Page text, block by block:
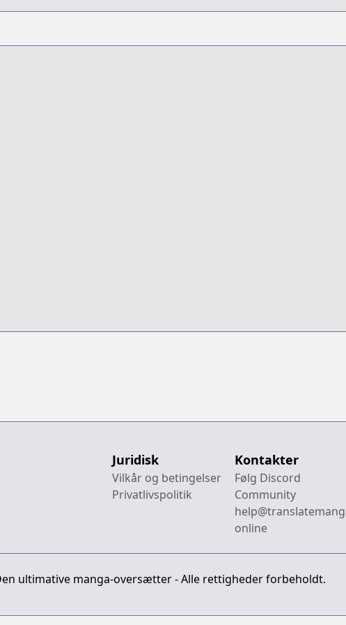
Juridisk
Vilkår og betingelser
Privatlivspolitik
Kontakter
Følg Discord
Community
online
ultimative manga-oversætter - Alle rettigheder forbeholdt.